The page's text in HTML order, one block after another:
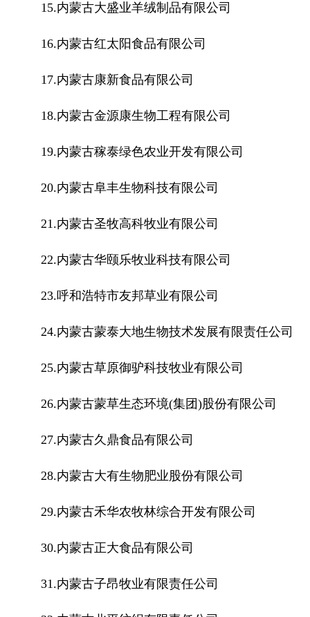
15.内蒙古大盛业羊绒制品有限公司
16.内蒙古红太阳食品有限公司
17.内蒙古康新食品有限公司
18.内蒙古金源康生物工程有限公司
19.内蒙古稼泰绿色农业开发有限公司
20.内蒙古阜丰生物科技有限公司
21.内蒙古圣牧高科牧业有限公司
22.内蒙古华颐乐牧业科技有限公司
23.呼和浩特市友邦草业有限公司
24.内蒙古蒙泰大地生物技术发展有限责任公司
25.内蒙古草原御驴科技牧业有限公司
26.内蒙古蒙草生态环境(集团)股份有限公司
27.内蒙古久鼎食品有限公司
28.内蒙古大有生物肥业股份有限公司
29.内蒙古禾华农牧林综合开发有限公司
30.内蒙古正大食品有限公司
31.内蒙古子昂牧业有限责任公司